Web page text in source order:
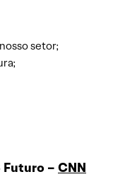
setor;
Futuro – CNN